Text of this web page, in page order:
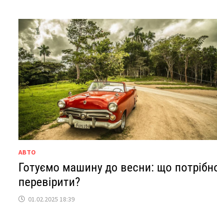
АВТО
Готуємо машину до весни: що
перевірити?
01.02.2025 18:39